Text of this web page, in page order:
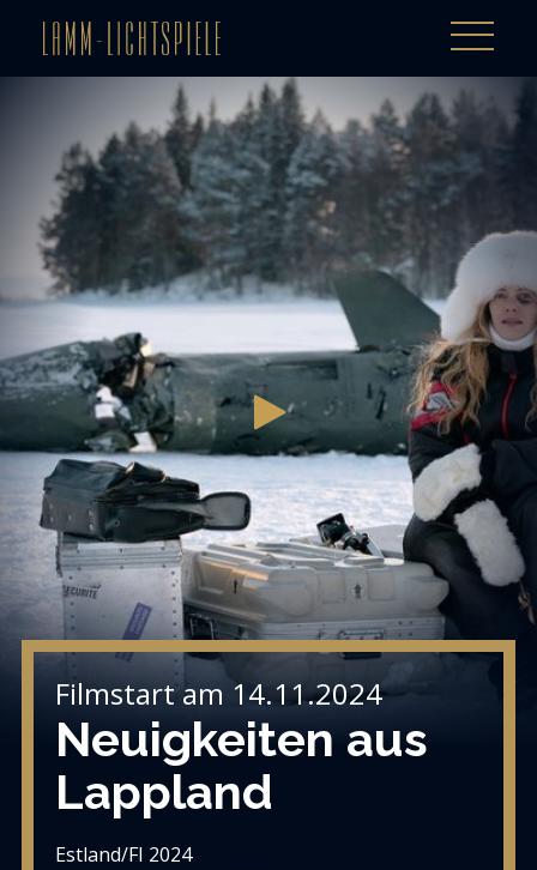
Filmstart am 14.11.2024
Neuigkeiten aus
Lappland
Estland/FI 2024